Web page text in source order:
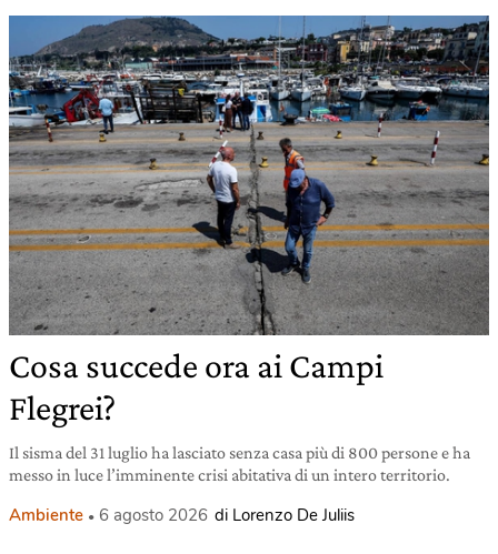
Cosa succede ora ai Campi
Flegrei?
Il sisma del 31 luglio ha lasciato senza casa più di 800 persone e ha
messo in luce l’imminente crisi abitativa di un intero territorio.
Ambiente 6 agosto 2026 di Lorenzo De Juliis